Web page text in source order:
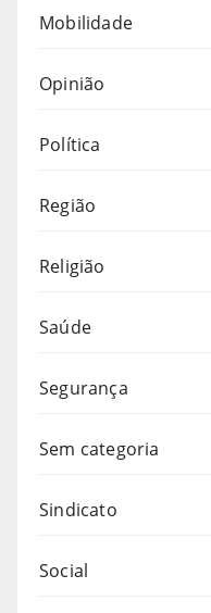
Mobilidade
Opinião
Política
Região
Religião
Saúde
Segurança
Sem categoria
Sindicato
Social